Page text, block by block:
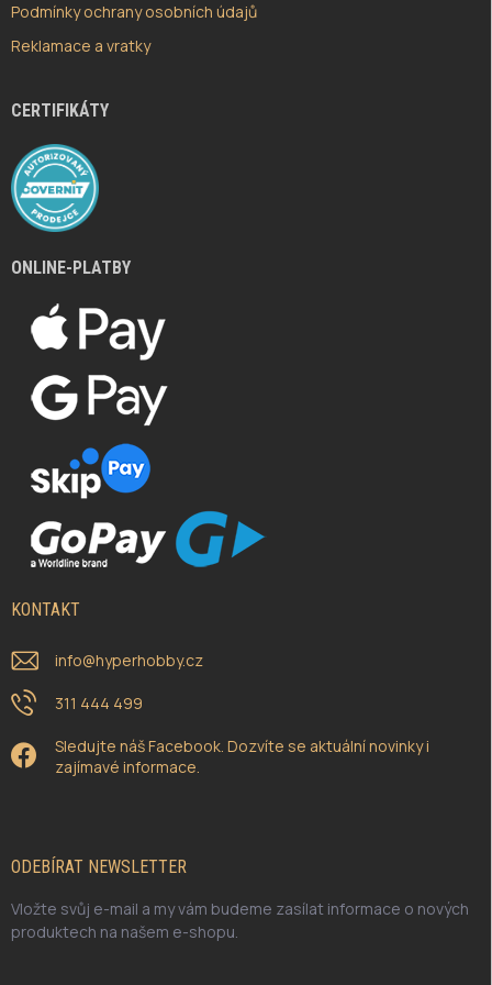
Podmínky ochrany osobních údajů
Reklamace a vratky
CERTIFIKÁTY
ONLINE-PLATBY
KONTAKT
info@hyperhobby.cz
311 444 499
Sledujte náš Facebook. Dozvíte se aktuální novinky i
zajímavé informace.
ODEBÍRAT NEWSLETTER
Vložte svůj e-mail a my vám budeme zasílat informace o nových
produktech na našem e-shopu.